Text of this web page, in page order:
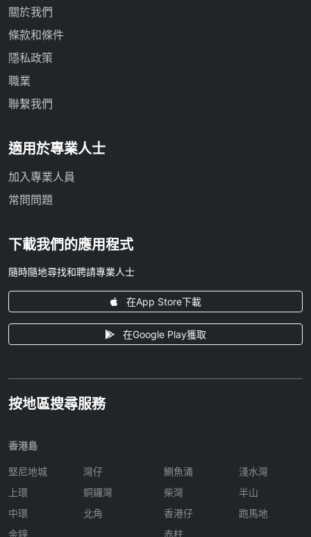
關於我們
條款和條件
隱私政策
職業
聯繫我們
適用於專業人士
加入專業人員
常問問題
下載我們的應用程式
隨時隨地尋找和聘請專業人士
在App Store下載
在Google Play獲取
按地區搜尋服務
香港島
堅尼地城
上環
中環
金鐘
灣仔
銅鑼灣
北角
鰂魚涌
柴灣
香港仔
赤柱
淺水灣
半山
跑馬地